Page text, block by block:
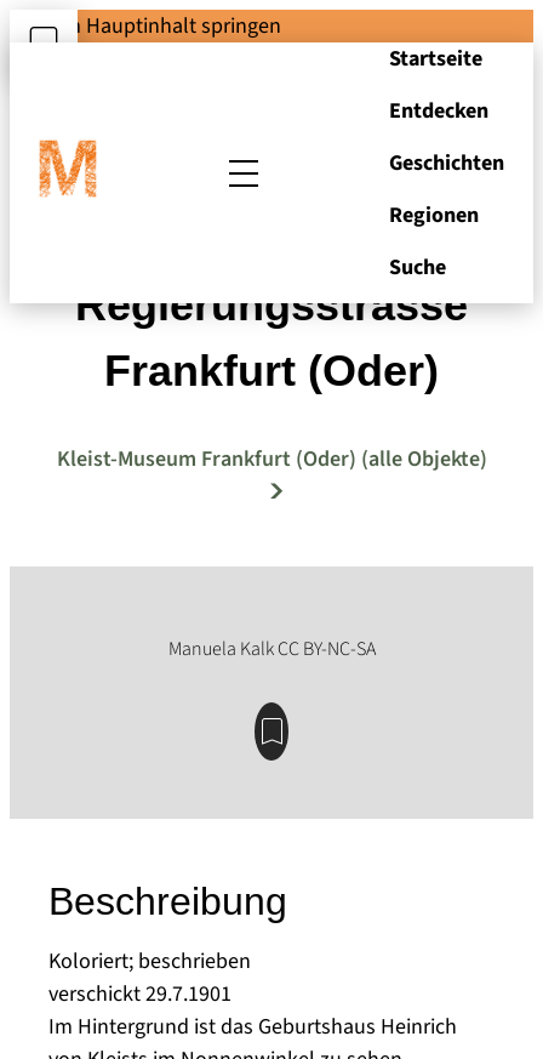
Zum Hauptinhalt springen
Startseite
Entdecken
Geschichten
Regionen
Suche
Regierungsstrasse
Frankfurt (Oder)
Kleist-Museum Frankfurt (Oder) (alle Objekte)
Beschreibung
Koloriert; beschrieben
verschickt 29.7.1901
Im Hintergrund ist das Geburtshaus Heinrich